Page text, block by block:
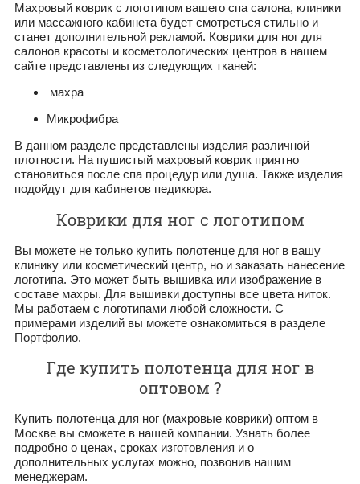
Махровый коврик с логотипом вашего спа салона, клиники
или массажного кабинета будет смотреться стильно и
станет дополнительной рекламой. Коврики для ног для
салонов красоты и косметологических центров в нашем
сайте представлены из следующих тканей:
махра
Микрофибра
В данном разделе представлены изделия различной
плотности. На пушистый махровый коврик приятно
становиться после спа процедур или душа. Также изделия
подойдут для кабинетов педикюра.
Коврики для ног с логотипом
Вы можете не только купить полотенце для ног в вашу
клинику или косметический центр, но и заказать нанесение
логотипа. Это может быть вышивка или изображение в
составе махры. Для вышивки доступны все цвета ниток.
Мы работаем с логотипами любой сложности. С
примерами изделий вы можете ознакомиться в разделе
Портфолио.
Где купить полотенца для ног в
оптовом ?
Купить полотенца для ног (махровые коврики) оптом в
Москве вы сможете в нашей компании. Узнать более
подробно о ценах, сроках изготовления и о
дополнительных услугах можно, позвонив нашим
менеджерам.